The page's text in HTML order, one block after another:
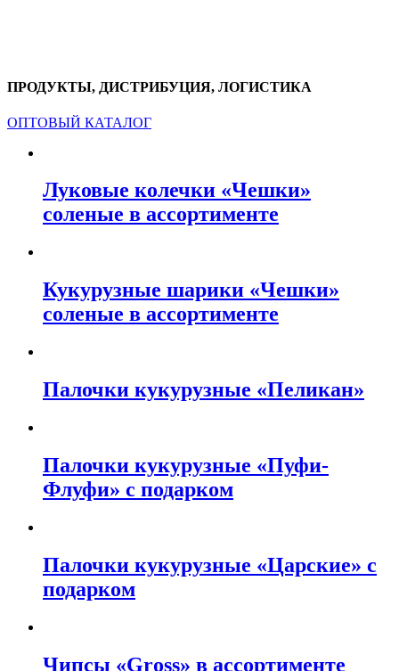
ПРОДУКТЫ, ДИСТРИБУЦИЯ, ЛОГИСТИКА
ОПТОВЫЙ КАТАЛОГ
Луковые колечки «Чешки»
соленые в ассортименте
Кукурузные шарики «Чешки»
соленые в ассортименте
Палочки кукурузные «Пеликан»
Палочки кукурузные «Пуфи-
Флуфи» с подарком
Палочки кукурузные «Царские» с
подарком
Чипсы «Gross» в ассортименте